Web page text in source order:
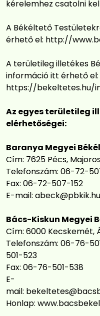
kérelemhez csatolni
A Békéltető
érhető el: http://
A területileg illetékes
információ itt érhető el:
https://bekeltetes.hu/
Az egyes területileg
elérhetőségei:
Baranya Megyei
Cím: 7625 Pécs,
Telefonszám: 06-72-
Fax: 06-72-507-152
E-mail: abeck@pbkik.hu
Bács-Kiskun Megyei
Cím: 6000 Kecskemét,
Telefonszám: 06-76-
501-523
Fax: 06-76-501-538
E-
mail:
Honlap: